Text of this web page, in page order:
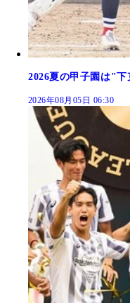
2026夏の甲子園は"下
2026年08月05日 06:30